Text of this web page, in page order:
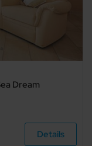
Dream
Details